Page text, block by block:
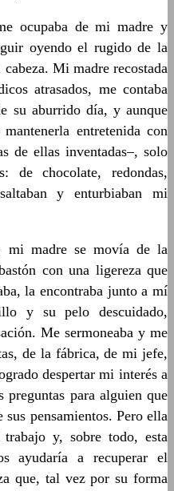
ocupaba de mi madre y
oyendo el rugido de la
Mi madre recostada
atrasados, me contaba
su aburrido día, y aunque
entretenida con
de ellas inventadas–, solo
de chocolate, redondas,
y enturbiaban mi
mi madre se movía de la
con una ligereza que
la encontraba junto a mí
y su pelo descuidado,
Me sermoneaba y me
de la fábrica, de mi jefe,
despertar mi interés a
preguntas para alguien que
pensamientos. Pero ella
trabajo y, sobre todo, esta
ayudaría a recuperar el
que, tal vez por su forma